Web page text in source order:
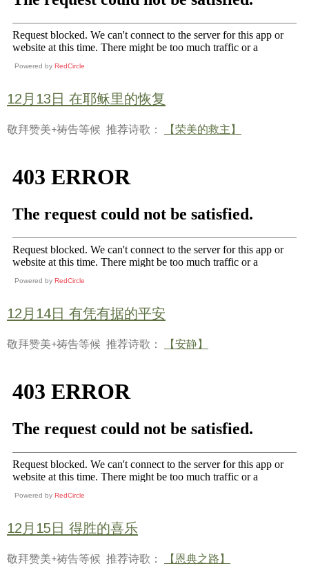
Powered by RedCircle
12月13日 在耶稣里的恢复
敬拜赞美+祷告等候 推荐诗歌： 【荣美的救主】
Powered by RedCircle
12月14日 有凭有据的平安
敬拜赞美+祷告等候 推荐诗歌： 【安静】
Powered by RedCircle
12月15日 得胜的喜乐
敬拜赞美+祷告等候 推荐诗歌： 【恩典之路】